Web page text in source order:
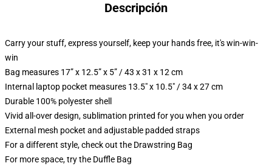
Descripción
Carry your stuff, express yourself, keep your hands free, it's win-win-
win
Bag measures 17” x 12.5” x 5” / 43 x 31 x 12 cm
Internal laptop pocket measures 13.5" x 10.5" / 34 x 27 cm
Durable 100% polyester shell
Vivid all-over design, sublimation printed for you when you order
External mesh pocket and adjustable padded straps
For a different style, check out the Drawstring Bag
For more space, try the Duffle Bag